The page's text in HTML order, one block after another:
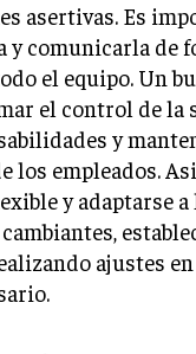
Y MEDIO
LA INNOVACIÓN
DIGITAL
Y
EMPRESARIAL
asertivas. Es
y comunicarla de
el equipo. Un
el control de la
y
los empleados.
y adaptarse a
ajustes